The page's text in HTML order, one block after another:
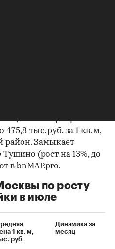
цен на квартиры в
475,8 тыс. руб. за 1 кв. м,
район. Замыкает
(рост на 13%, до
в bnMAP.pro.
по росту
в июле
1 кв. м,
руб.
Динамика за
месяц